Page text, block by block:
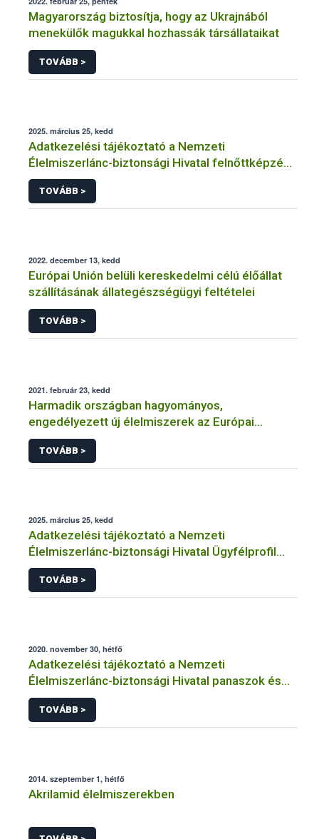
Magyarország biztosítja, hogy az Ukrajnából
menekülők magukkal hozhassák társállataikat
TOVÁBB >
2025. március 25, kedd
Adatkezelési tájékoztató a Nemzeti
Élelmiszerlánc-biztonsági Hivatal felnőttképzési
tevékenységéhez kapcsolódó adatkezeléséhez
TOVÁBB >
2022. december 13, kedd
Európai Unión belüli kereskedelmi célú élőállat
szállításának állategészségügyi feltételei
TOVÁBB >
2021. február 23, kedd
Harmadik országban hagyományos,
engedélyezett új élelmiszerek az Európai
Unióban
TOVÁBB >
2025. március 25, kedd
Adatkezelési tájékoztató a Nemzeti
Élelmiszerlánc-biztonsági Hivatal Ügyfélprofil
Rendszerben kistermelői tevékenység
témakörben intézhető közhatalmi eljárásaihoz
kapcsolódó adatkezeléséhez
TOVÁBB >
2020. november 30, hétfő
Adatkezelési tájékoztató a Nemzeti
Élelmiszerlánc-biztonsági Hivatal panaszok és
közérdekű bejelentések kezeléséhez
kapcsolódó adatkezeléséhez
TOVÁBB >
2014. szeptember 1, hétfő
Akrilamid élelmiszerekben